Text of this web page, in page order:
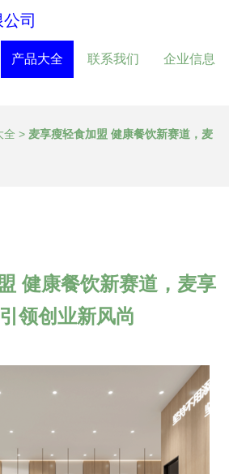
司
产品大全 联系我们 企业信息
全 > 麦享瘦轻食加盟 健康餐饮新赛道，麦
健康餐饮新赛道，麦享
领创业新风尚